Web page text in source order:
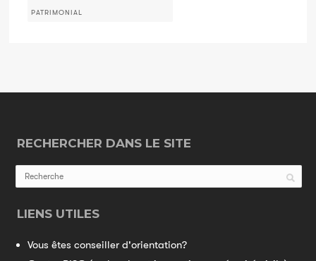
PATRIMONIAL
RECHERCHER DANS LE SITE
LIENS UTILES
Vous êtes conseiller d'orientation?